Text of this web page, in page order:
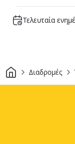
Τελευταία
ΣπίτιΔιαδρομές